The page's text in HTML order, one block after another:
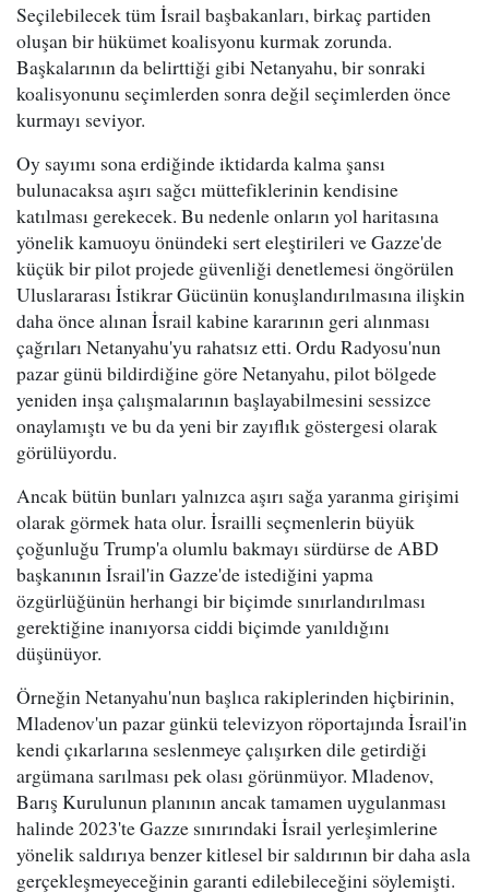
Seçilebilecek tüm İsrail başbakanları, birkaç partiden
oluşan bir hükümet koalisyonu kurmak zorunda.
Başkalarının da belirttiği gibi Netanyahu, bir sonraki
koalisyonunu seçimlerden sonra değil seçimlerden önce
kurmayı seviyor.
Oy sayımı sona erdiğinde iktidarda kalma şansı
bulunacaksa aşırı sağcı müttefiklerinin kendisine
katılması gerekecek. Bu nedenle onların yol haritasına
yönelik kamuoyu önündeki sert eleştirileri ve Gazze'de
küçük bir pilot projede güvenliği denetlemesi öngörülen
Uluslararası İstikrar Gücünün konuşlandırılmasına ilişkin
daha önce alınan İsrail kabine kararının geri alınması
çağrıları Netanyahu'yu rahatsız etti. Ordu Radyosu'nun
pazar günü bildirdiğine göre Netanyahu, pilot bölgede
yeniden inşa çalışmalarının başlayabilmesini sessizce
onaylamıştı ve bu da yeni bir zayıflık göstergesi olarak
görülüyordu.
Ancak bütün bunları yalnızca aşırı sağa yaranma girişimi
olarak görmek hata olur. İsrailli seçmenlerin büyük
çoğunluğu Trump'a olumlu bakmayı sürdürse de ABD
başkanının İsrail'in Gazze'de istediğini yapma
özgürlüğünün herhangi bir biçimde sınırlandırılması
gerektiğine inanıyorsa ciddi biçimde yanıldığını
düşünüyor.
Örneğin Netanyahu'nun başlıca rakiplerinden hiçbirinin,
Mladenov'un pazar günkü televizyon röportajında İsrail'in
kendi çıkarlarına seslenmeye çalışırken dile getirdiği
argümana sarılması pek olası görünmüyor. Mladenov,
Barış Kurulunun planının ancak tamamen uygulanması
halinde 2023'te Gazze sınırındaki İsrail yerleşimlerine
yönelik saldırıya benzer kitlesel bir saldırının bir daha asla
gerçekleşmeyeceğinin garanti edilebileceğini söylemişti.